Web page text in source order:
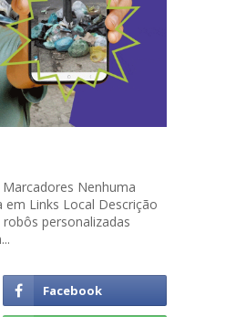
Nenhuma
em Links Local Descrição
personalizadas